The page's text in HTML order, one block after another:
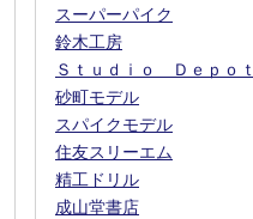
スーパーパイク
鈴木工房
Ｓｔｕｄｉｏ Ｄｅｐｏｔ
砂町モデル
スパイクモデル
住友スリーエム
精工ドリル
成山堂書店